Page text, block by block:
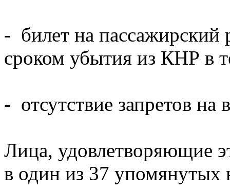
- билет на пассажирский
сроком убытия из КНР в
- отсутствие запретов на
Лица, удовлетворяющие
в один из 37 упомянутых